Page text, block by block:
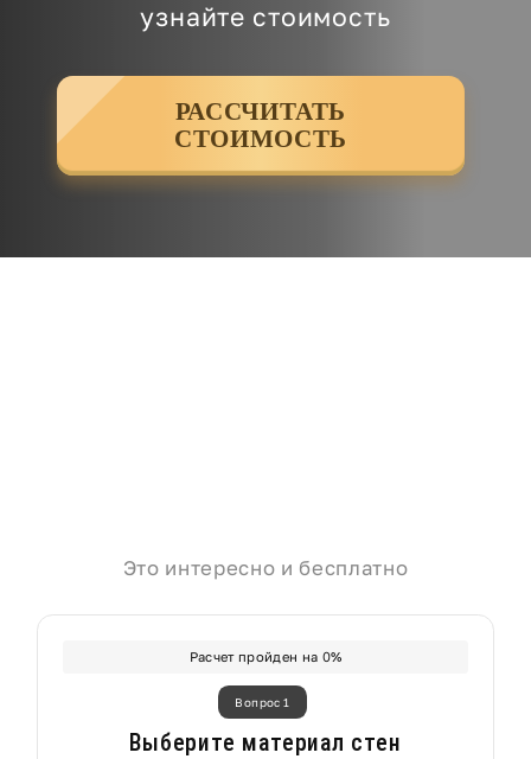
узнайте стоимость
РАССЧИТАТЬ
СТОИМОСТЬ
Это интересно и бесплатно
Расчет пройден на 0%
Вопрос 1
Выберите материал стен